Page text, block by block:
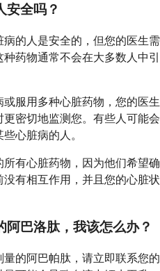
安全吗？
的人是安全的，但您的医生需
药物通常不会在大多数人中引
服用多种心脏药物，您的医生
密切地监测您。有些人可能会
心脏病的人。
有心脏药物，因为他们希望确
有相互作用，并且您的心脏状
巴洛肽，我该怎么办？
的阿巴帕肽，请立即联系您的